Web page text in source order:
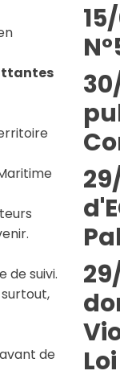
de suivi.
de